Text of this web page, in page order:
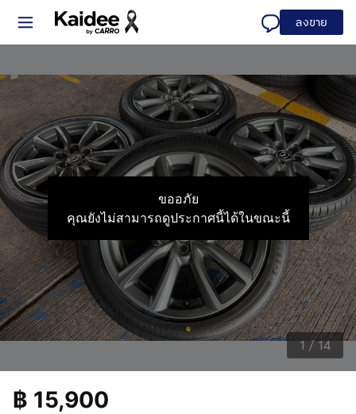
ลงขาย
ขออภัย
คุณยังไม่สามารถดูประกาศนี้ได้ในขณะนี้
1/14
฿ 15,900